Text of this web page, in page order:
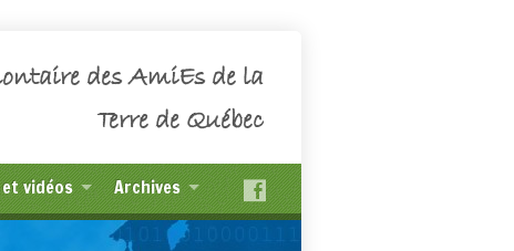
des AmiEs de la
Terre de Québec
vidéos Archives